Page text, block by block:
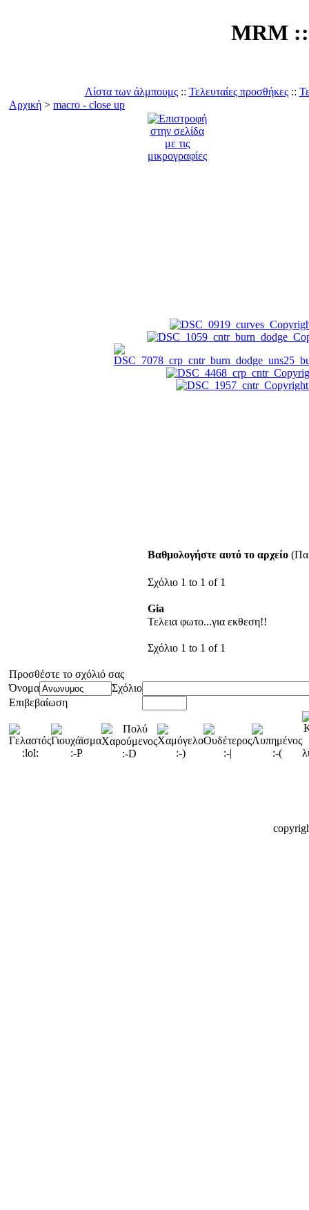
MRM
Λίστα των άλμπουμς:: Τελευταίες προσθήκες::
Αρχική > macro - close up
Βαθμολογήστε αυτό το αρχείο
Σχόλιο 1 to 1 of 1
Gia
Τελεια φωτο...για εκθεση!!
Σχόλιο 1 to 1 of 1
Προσθέστε το σχόλιό σας
Όνομα
Σχόλιο
Επιβεβαίωση